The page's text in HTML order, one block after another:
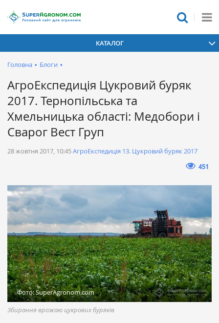
КАТАЛОГ
Головна • Блоги •
АгроЕкспедиція Цукровий буряк
2017. Тернопільська та
Хмельницька області: Медобори і
Сварог Вест Груп
28 жовтня 2017, 10:45АгроЕкспедиція 13. Цукровий буряк 2017
451
Фото: SuperAgronom.com
Збирання врожаю цукрових буряків